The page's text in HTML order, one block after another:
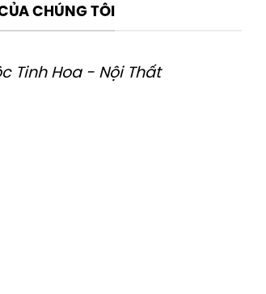
CHÚNG TÔI
Tinh Hoa - Nội Thất